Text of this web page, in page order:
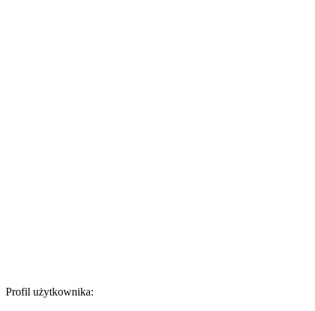
Profil użytkownika: